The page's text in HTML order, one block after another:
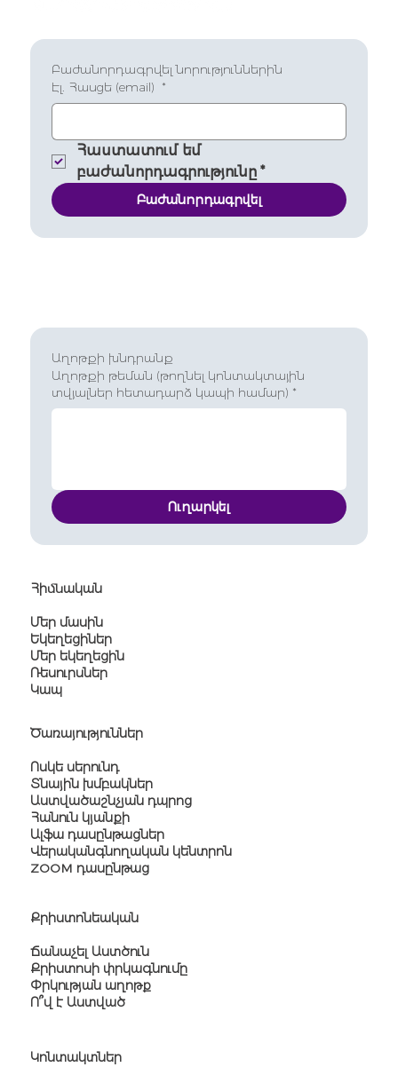
Կոնտակտներ
Քրիստոնեական
Ճանաչել Աստծուն
Քրիստոսի փրկագնումը
Փրկության աղոթք
Ո՞վ է Աստված
Ծառայություններ
Ոսկե սերունդ
Տնային խմբակներ
Աստվածաշնչյան դպրոց
Հանուն կյանքի
Ալֆա դասընթացներ
Վերականգնողական կենտրոն
ZOOM դասընթաց
Հիմնական
Մեր մասին
Եկեղեցիներ
Մեր եկեղեցին
Ռեսուրսներ
Կապ
Աղոթքի խնդրանք
Աղոթքի թեման (թողնել կոնտակտային
տվյալներ հետադարձ կապի համար) *
Ուղարկել
Բաժանորդագրվել նորություններին
Էլ. Հասցե (email) *
Հաստատում եմ
բաժանորդագրությունը *
Բաժանորդագրվել